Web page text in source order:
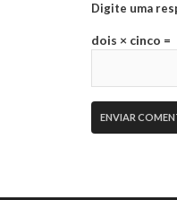
Digite uma
dois × cinco =